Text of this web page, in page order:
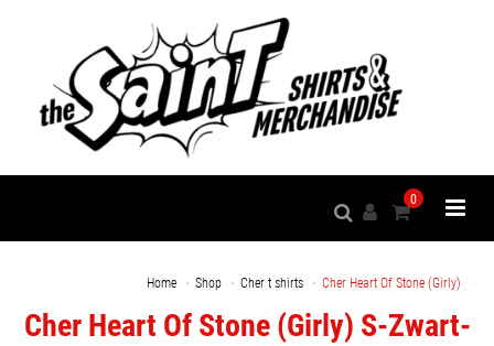
0
Home Shop Cher t shirts Cher Heart Of Stone (Girly)
Cher Heart Of Stone (Girly) S-Zwart-